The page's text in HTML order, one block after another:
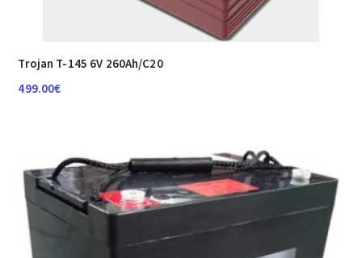
Trojan T-145 6V 260Ah/C20
499.00€